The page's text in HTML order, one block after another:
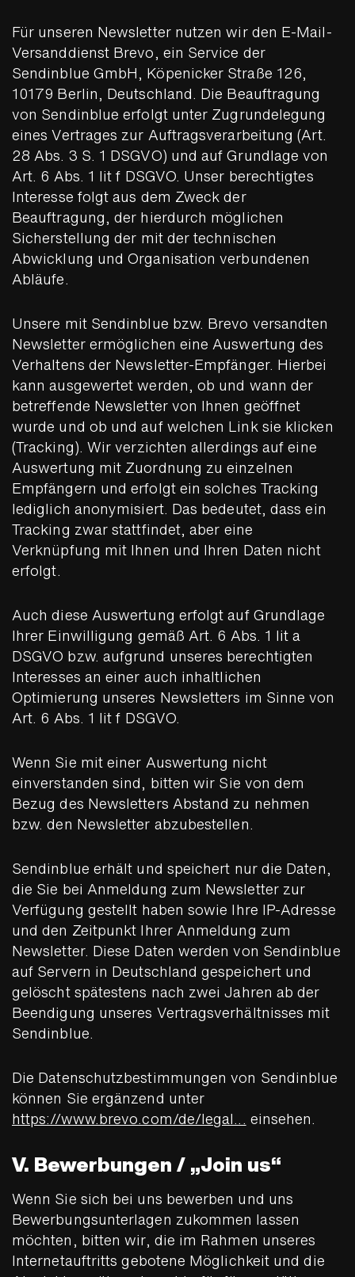
Für unseren Newsletter nutzen wir den E-Mail-
Versanddienst Brevo, ein Service der
Sendinblue GmbH, Köpenicker Straße 126,
10179 Berlin, Deutschland. Die Beauftragung
von Sendinblue erfolgt unter Zugrundelegung
eines Vertrages zur Auftragsverarbeitung (Art.
28 Abs. 3 S. 1 DSGVO) und auf Grundlage von
Art. 6 Abs. 1 lit f DSGVO. Unser berechtigtes
Interesse folgt aus dem Zweck der
Beauftragung, der hierdurch möglichen
Sicherstellung der mit der technischen
Abwicklung und Organisation verbundenen
Abläufe.
Unsere mit Sendinblue bzw. Brevo versandten
Newsletter ermöglichen eine Auswertung des
Verhaltens der Newsletter-Empfänger. Hierbei
kann ausgewertet werden, ob und wann der
betreffende Newsletter von Ihnen geöffnet
wurde und ob und auf welchen Link sie klicken
(Tracking). Wir verzichten allerdings auf eine
Auswertung mit Zuordnung zu einzelnen
Empfängern und erfolgt ein solches Tracking
lediglich anonymisiert. Das bedeutet, dass ein
Tracking zwar stattfindet, aber eine
Verknüpfung mit Ihnen und Ihren Daten nicht
erfolgt.
Auch diese Auswertung erfolgt auf Grundlage
Ihrer Einwilligung gemäß Art. 6 Abs. 1 lit a
DSGVO bzw. aufgrund unseres berechtigten
Interesses an einer auch inhaltlichen
Optimierung unseres Newsletters im Sinne von
Art. 6 Abs. 1 lit f DSGVO.
Wenn Sie mit einer Auswertung nicht
einverstanden sind, bitten wir Sie von dem
Bezug des Newsletters Abstand zu nehmen
bzw. den Newsletter abzubestellen.
Sendinblue erhält und speichert nur die Daten,
die Sie bei Anmeldung zum Newsletter zur
Verfügung gestellt haben sowie Ihre IP-Adresse
und den Zeitpunkt Ihrer Anmeldung zum
Newsletter. Diese Daten werden von Sendinblue
auf Servern in Deutschland gespeichert und
gelöscht spätestens nach zwei Jahren ab der
Beendigung unseres Vertragsverhältnisses mit
Sendinblue.
Die Datenschutzbestimmungen von Sendinblue
können Sie ergänzend unter
https://www.brevo.com/de/legal... einsehen.
V. Bewerbungen / „Join us“
Wenn Sie sich bei uns bewerben und uns
Bewerbungsunterlagen zukommen lassen
möchten, bitten wir, die im Rahmen unseres
Internetauftritts gebotene Möglichkeit und die